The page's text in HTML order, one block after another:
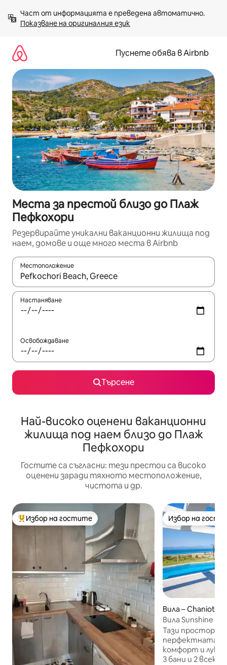
към
съдържанието
Показване на оригиналния език
Пуснете обява в Airbnb
Места за престой близо до Плаж
Пефкохори
Резервирайте уникални ваканционни жилища под
наем, домове и още много места в Airbnb
Местоположение
Когато резултатите се покажат, използвайте
Настаняване
Освобождаване
Търсене
Най-високо оценени ваканционни
жилища под наем близо до Плаж
Пефкохори
Гостите са съгласни: тези престои са високо
оценени заради тяхното местоположение,
чистота и др.
Най-популярен избор на гостите
Избор на гостите Избор на
Избор на
Вила – Chaniotis
Вила Sunshine с
басейн |Вили
Тази просторна
перфектната
комфорт и лукс,
3 бани и 2